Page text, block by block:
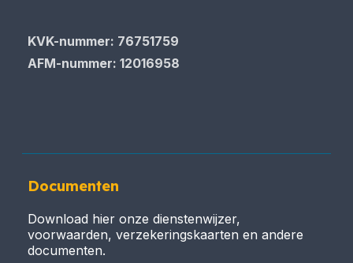
KVK-nummer: 76751759
AFM-nummer: 12016958
Documenten
Download hier onze dienstenwijzer,
voorwaarden, verzekeringskaarten en andere
documenten.